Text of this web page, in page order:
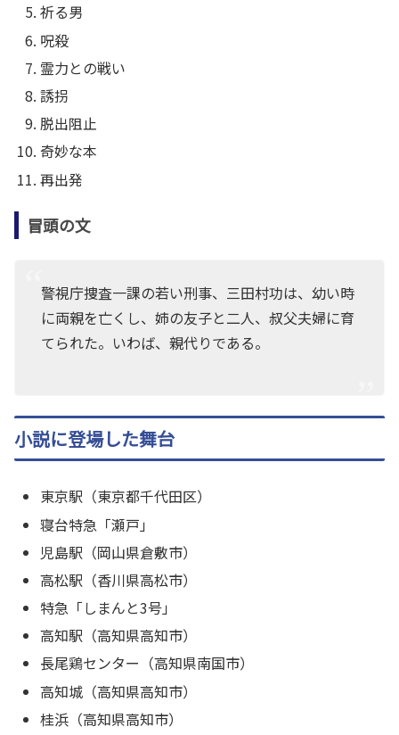
祈る男
呪殺
霊力との戦い
誘拐
脱出阻止
奇妙な本
再出発
冒頭の文
警視庁捜査一課の若い刑事、三田村功は、幼い時
に両親を亡くし、姉の友子と二人、叔父夫婦に育
てられた。いわば、親代りである。
小説に登場した舞台
東京駅（東京都千代田区）
寝台特急「瀬戸」
児島駅（岡山県倉敷市）
高松駅（香川県高松市）
特急「しまんと3号」
高知駅（高知県高知市）
長尾鶏センター（高知県南国市）
高知城（高知県高知市）
桂浜（高知県高知市）